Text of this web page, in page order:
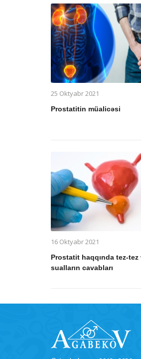
25 Oktyabr 2021
Prostatitin müalicəsi
16 Oktyabr 2021
Prostatit haqqında tez-tez
sualların cavabları